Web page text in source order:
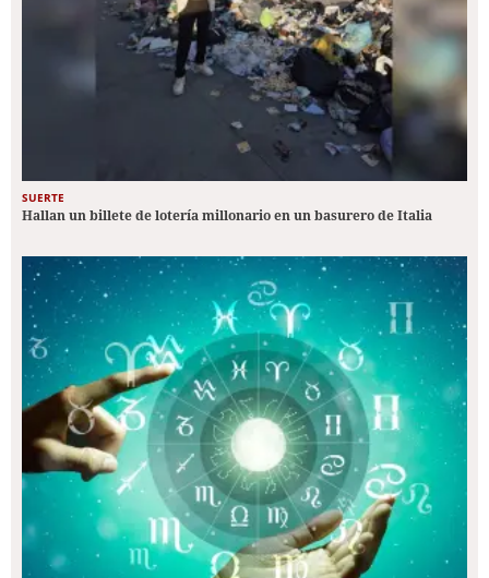
SUERTE
Hallan un billete de lotería millonario en un basurero de Italia